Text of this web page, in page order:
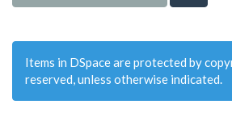
Items in DSpace are protected by
reserved, unless otherwise indicated.